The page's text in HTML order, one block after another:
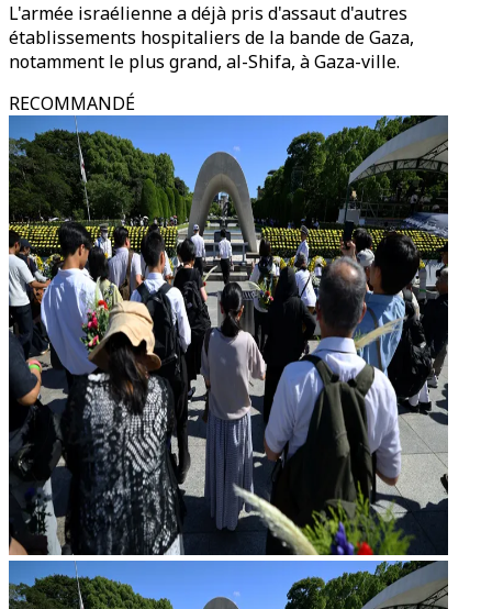
L'armée israélienne a déjà pris d'assaut d'autres
établissements hospitaliers de la bande de Gaza,
notamment le plus grand, al-Shifa, à Gaza-ville.
RECOMMANDÉ